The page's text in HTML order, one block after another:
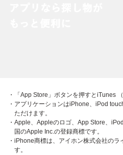
・「App Store」ボタンを押すとiTunes
・アプリケーションはiPhone、iPod
ただけます。
・Apple、Appleのロゴ、App Store、
国のApple Inc.の登録商標です。
・iPhone商標は、アイホン株式会社の
す。